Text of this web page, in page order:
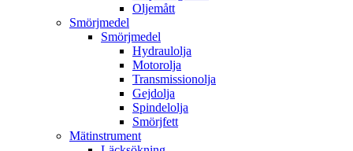
Oljemått
Smörjmedel
Smörjmedel
Hydraulolja
Motorolja
Transmissionolja
Gejdolja
Spindelolja
Smörjfett
Mätinstrument